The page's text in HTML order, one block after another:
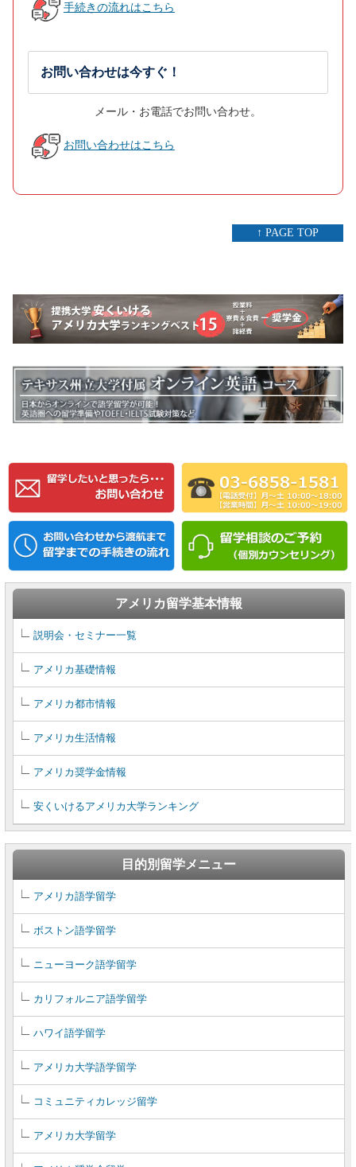
手続きの流れはこちら
お問い合わせは今すぐ！
メール・お電話でお問い合わせ。
お問い合わせはこちら
↑ PAGE TOP
アメリカ留学基本情報
説明会・セミナー一覧
アメリカ基礎情報
アメリカ都市情報
アメリカ生活情報
アメリカ奨学金情報
安くいけるアメリカ大学ランキング
目的別留学メニュー
アメリカ語学留学
ボストン語学留学
ニューヨーク語学留学
カリフォルニア語学留学
ハワイ語学留学
アメリカ大学語学留学
コミュニティカレッジ留学
アメリカ大学留学